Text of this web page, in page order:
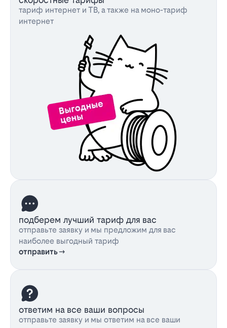
тариф интернет и ТВ, а также на моно-тариф
интернет
подберем лучший тариф для вас
отправьте заявку и мы предложим для вас
наиболее выгодный тариф
отправить
ответим на все ваши вопросы
отправьте заявку и мы ответим на все ваши